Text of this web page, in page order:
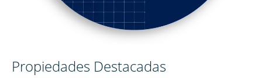
Propiedades Destacadas